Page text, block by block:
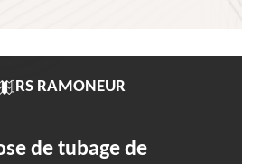
RS RAMONEUR
de tubage de